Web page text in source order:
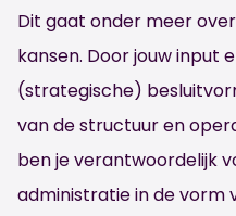
Dit gaat onder meer
kansen. Door jouw input
(strategische)
van de structuur en
ben je verantwoordelijk
administratie in de vorm